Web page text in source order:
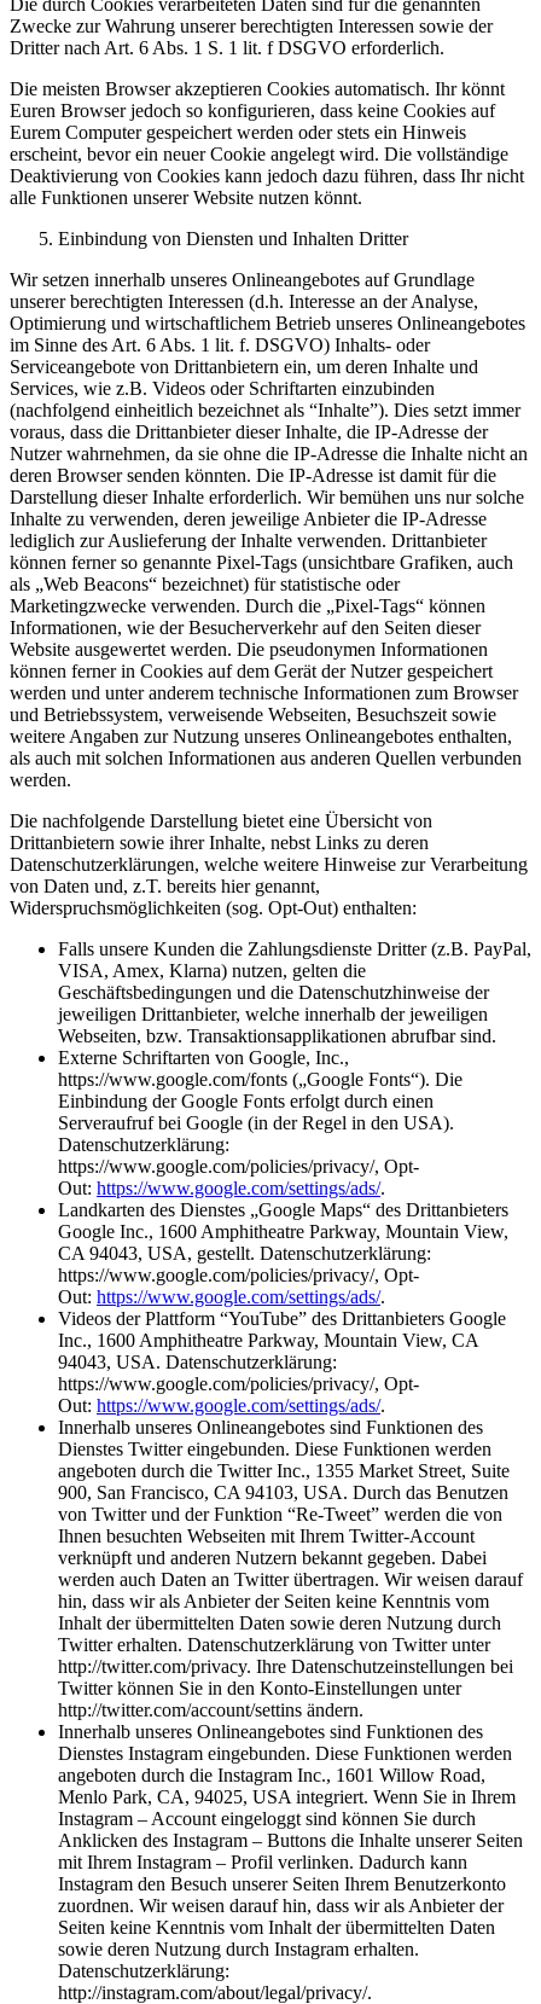
Zwecke zur Wahrung unserer berechtigten Interessen sowie der
Dritter nach Art. 6 Abs. 1 S. 1 lit. f DSGVO erforderlich.
Die meisten Browser akzeptieren Cookies automatisch. Ihr könnt
Euren Browser jedoch so konfigurieren, dass keine Cookies auf
Eurem Computer gespeichert werden oder stets ein Hinweis
erscheint, bevor ein neuer Cookie angelegt wird. Die vollständige
Deaktivierung von Cookies kann jedoch dazu führen, dass Ihr nicht
alle Funktionen unserer Website nutzen könnt.
Einbindung von Diensten und Inhalten Dritter
Wir setzen innerhalb unseres Onlineangebotes auf Grundlage
unserer berechtigten Interessen (d.h. Interesse an der Analyse,
Optimierung und wirtschaftlichem Betrieb unseres Onlineangebotes
im Sinne des Art. 6 Abs. 1 lit. f. DSGVO) Inhalts- oder
Serviceangebote von Drittanbietern ein, um deren Inhalte und
Services, wie z.B. Videos oder Schriftarten einzubinden
(nachfolgend einheitlich bezeichnet als “Inhalte”). Dies setzt immer
voraus, dass die Drittanbieter dieser Inhalte, die IP-Adresse der
Nutzer wahrnehmen, da sie ohne die IP-Adresse die Inhalte nicht an
deren Browser senden könnten. Die IP-Adresse ist damit für die
Darstellung dieser Inhalte erforderlich. Wir bemühen uns nur solche
Inhalte zu verwenden, deren jeweilige Anbieter die IP-Adresse
lediglich zur Auslieferung der Inhalte verwenden. Drittanbieter
können ferner so genannte Pixel-Tags (unsichtbare Grafiken, auch
als „Web Beacons“ bezeichnet) für statistische oder
Marketingzwecke verwenden. Durch die „Pixel-Tags“ können
Informationen, wie der Besucherverkehr auf den Seiten dieser
Website ausgewertet werden. Die pseudonymen Informationen
können ferner in Cookies auf dem Gerät der Nutzer gespeichert
werden und unter anderem technische Informationen zum Browser
und Betriebssystem, verweisende Webseiten, Besuchszeit sowie
weitere Angaben zur Nutzung unseres Onlineangebotes enthalten,
als auch mit solchen Informationen aus anderen Quellen verbunden
werden.
Die nachfolgende Darstellung bietet eine Übersicht von
Drittanbietern sowie ihrer Inhalte, nebst Links zu deren
Datenschutzerklärungen, welche weitere Hinweise zur Verarbeitung
von Daten und, z.T. bereits hier genannt,
Widerspruchsmöglichkeiten (sog. Opt-Out) enthalten:
Falls unsere Kunden die Zahlungsdienste Dritter (z.B. PayPal,
VISA, Amex, Klarna) nutzen, gelten die
Geschäftsbedingungen und die Datenschutzhinweise der
jeweiligen Drittanbieter, welche innerhalb der jeweiligen
Webseiten, bzw. Transaktionsapplikationen abrufbar sind.
Externe Schriftarten von Google, Inc.,
https://www.google.com/fonts („Google Fonts“). Die
Einbindung der Google Fonts erfolgt durch einen
Serveraufruf bei Google (in der Regel in den USA).
Datenschutzerklärung:
https://www.google.com/policies/privacy/, Opt-
Out: https://www.google.com/settings/ads/.
Landkarten des Dienstes „Google Maps“ des Drittanbieters
Google Inc., 1600 Amphitheatre Parkway, Mountain View,
CA 94043, USA, gestellt. Datenschutzerklärung:
https://www.google.com/policies/privacy/, Opt-
Out: https://www.google.com/settings/ads/.
Videos der Plattform “YouTube” des Drittanbieters Google
Inc., 1600 Amphitheatre Parkway, Mountain View, CA
94043, USA. Datenschutzerklärung:
https://www.google.com/policies/privacy/, Opt-
Out: https://www.google.com/settings/ads/.
Innerhalb unseres Onlineangebotes sind Funktionen des
Dienstes Twitter eingebunden. Diese Funktionen werden
angeboten durch die Twitter Inc., 1355 Market Street, Suite
900, San Francisco, CA 94103, USA. Durch das Benutzen
von Twitter und der Funktion “Re-Tweet” werden die von
Ihnen besuchten Webseiten mit Ihrem Twitter-Account
verknüpft und anderen Nutzern bekannt gegeben. Dabei
werden auch Daten an Twitter übertragen. Wir weisen darauf
hin, dass wir als Anbieter der Seiten keine Kenntnis vom
Inhalt der übermittelten Daten sowie deren Nutzung durch
Twitter erhalten. Datenschutzerklärung von Twitter unter
http://twitter.com/privacy. Ihre Datenschutzeinstellungen bei
Twitter können Sie in den Konto-Einstellungen unter
http://twitter.com/account/settins ändern.
Innerhalb unseres Onlineangebotes sind Funktionen des
Dienstes Instagram eingebunden. Diese Funktionen werden
angeboten durch die Instagram Inc., 1601 Willow Road,
Menlo Park, CA, 94025, USA integriert. Wenn Sie in Ihrem
Instagram – Account eingeloggt sind können Sie durch
Anklicken des Instagram – Buttons die Inhalte unserer Seiten
mit Ihrem Instagram – Profil verlinken. Dadurch kann
Instagram den Besuch unserer Seiten Ihrem Benutzerkonto
zuordnen. Wir weisen darauf hin, dass wir als Anbieter der
Seiten keine Kenntnis vom Inhalt der übermittelten Daten
sowie deren Nutzung durch Instagram erhalten.
Datenschutzerklärung:
http://instagram.com/about/legal/privacy/.